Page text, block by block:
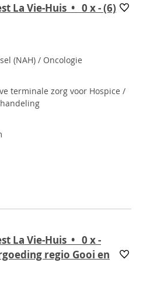
La Vie-Huis • 0 x- (6)
(NAH) / Oncologie
terminale zorg voor Hospice /
La Vie-Huis • 0 x-
regio Gooi en